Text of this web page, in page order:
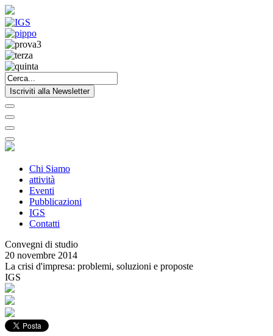
Iscriviti alla Newsletter
Chi Siamo
attività
Eventi
Pubblicazioni
IGS
Contatti
Convegni di studio
20 novembre 2014
La crisi d'impresa: problemi, soluzioni e proposte
IGS